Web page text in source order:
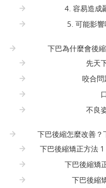
4. 容易造成
5. 可能影
下巴為什麼會後
先天
咬合問
不良
下巴後縮怎麼改善？
下巴後縮矯正方法
下巴後縮矯
下巴後縮